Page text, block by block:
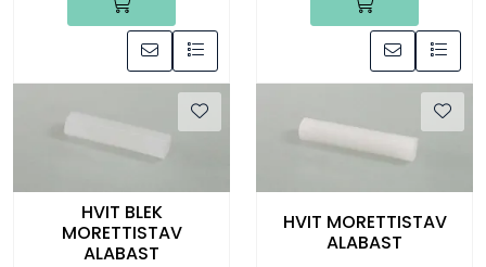
HVIT BLEK
MORETTISTAV
ALABAST
HVIT MORETTISTAV
ALABAST